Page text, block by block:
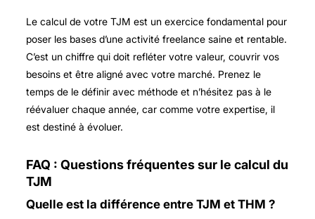
Le calcul de votre TJM est un exercice fondamental pour
poser les bases d’une activité freelance saine et rentable.
C’est un chiffre qui doit refléter votre valeur, couvrir vos
besoins et être aligné avec votre marché. Prenez le
temps de le définir avec méthode et n’hésitez pas à le
réévaluer chaque année, car comme votre expertise, il
est destiné à évoluer.
FAQ : Questions fréquentes sur le calcul du
TJM
Quelle est la différence entre TJM et THM ?